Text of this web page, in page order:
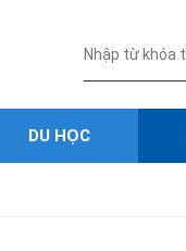
DU HỌC